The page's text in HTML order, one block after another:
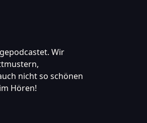
Wir
nicht so schönen
Hören!